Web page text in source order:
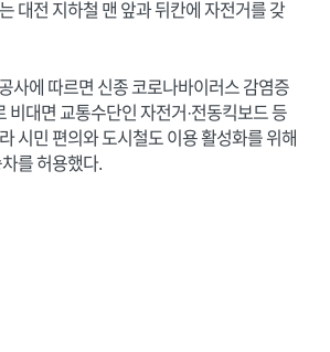
대전 지하철 맨 앞과 뒤칸에 자전거를 갖
사에 따르면 신종 코로나바이러스 감염증
비대면 교통수단인 자전거·전동킥보드 등
시민 편의와 도시철도 이용 활성화를 위해
를 허용했다.